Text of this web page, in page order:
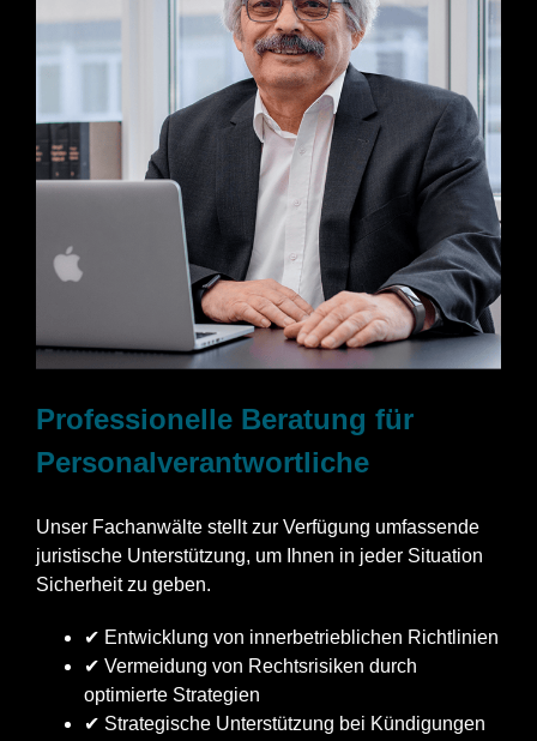
Professionelle Beratung für
Personalverantwortliche
Unser Fachanwälte stellt zur Verfügung umfassende
juristische Unterstützung, um Ihnen in jeder Situation
Sicherheit zu geben.
✔ Entwicklung von innerbetrieblichen Richtlinien
✔ Vermeidung von Rechtsrisiken durch
optimierte Strategien
✔ Strategische Unterstützung bei Kündigungen